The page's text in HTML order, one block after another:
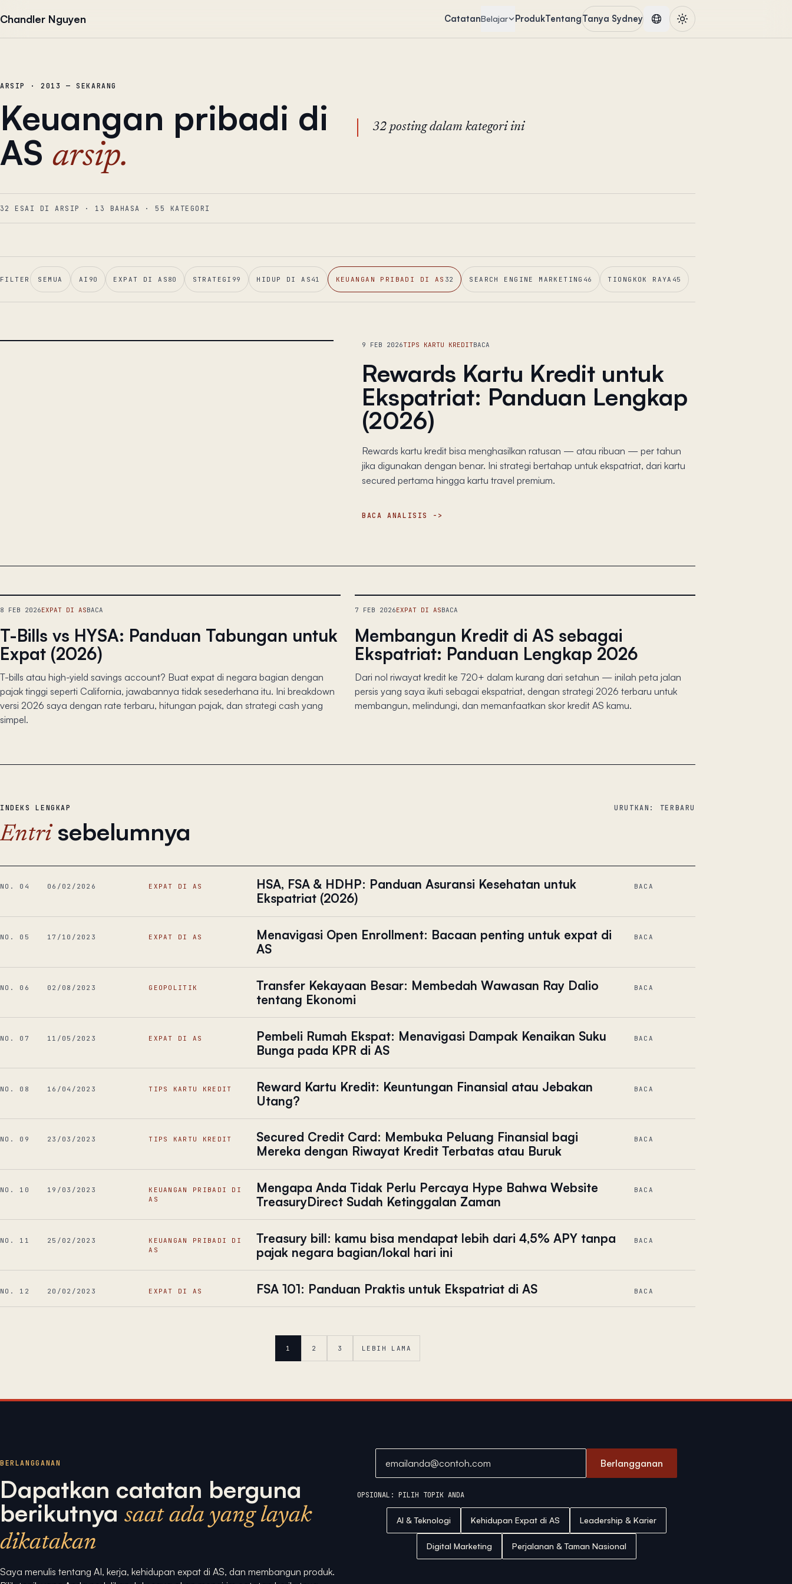
Chandler Nguyen CatatanBelajar ProdukTentangTanya Sydney
ARSIP · 2013 — SEKARANG
Keuangan pribadi di
AS arsip.
32 posting dalam kategori ini
32 ESAI DI ARSIP · 13 BAHASA · 55 KATEGORI
FILTER SEMUA AI 90 EXPAT DI AS 80 STRATEGI 99 HIDUP DI AS 41 KEUANGAN PRIBADI DI AS 32 SEARCH ENGINE MARKETING 46 TIONGKOK RAYA 45
9 FEB 2026TIPS KARTU KREDITBACA
Rewards Kartu Kredit untuk
Ekspatriat: Panduan Lengkap
(2026)
Rewards kartu kredit bisa menghasilkan ratusan — atau ribuan — per tahun
jika digunakan dengan benar. Ini strategi bertahap untuk ekspatriat, dari kartu
secured pertama hingga kartu travel premium.
BACA ANALISIS
8 FEB 2026EXPAT DI ASBACA
T-Bills vs HYSA: Panduan Tabungan untuk
Expat (2026)
T-bills atau high-yield savings account? Buat expat di negara bagian dengan
pajak tinggi seperti California, jawabannya tidak sesederhana itu. Ini breakdown
versi 2026 saya dengan rate terbaru, hitungan pajak, dan strategi cash yang
simpel.
7 FEB 2026EXPAT DI ASBACA
Membangun Kredit di AS sebagai
Ekspatriat: Panduan Lengkap 2026
Dari nol riwayat kredit ke 720+ dalam kurang dari setahun — inilah peta jalan
persis yang saya ikuti sebagai ekspatriat, dengan strategi 2026 terbaru untuk
membangun, melindungi, dan memanfaatkan skor kredit AS kamu.
INDEKS LENGKAP
Entri sebelumnya
URUTKAN: TERBARU
NO. 04 06/02/2026 EXPAT DI AS
HSA, FSA & HDHP: Panduan Asuransi Kesehatan untuk
Ekspatriat (2026)
BACA
NO. 05 17/10/2023 EXPAT DI AS
Menavigasi Open Enrollment: Bacaan penting untuk expat di
AS
BACA
NO. 06 02/08/2023 GEOPOLITIK
Transfer Kekayaan Besar: Membedah Wawasan Ray Dalio
tentang Ekonomi
BACA
NO. 07 11/05/2023 EXPAT DI AS
Pembeli Rumah Ekspat: Menavigasi Dampak Kenaikan Suku
Bunga pada KPR di AS
BACA
NO. 08 16/04/2023 TIPS KARTU KREDIT
Reward Kartu Kredit: Keuntungan Finansial atau Jebakan
Utang?
BACA
NO. 09 23/03/2023 TIPS KARTU KREDIT
Secured Credit Card: Membuka Peluang Finansial bagi
Mereka dengan Riwayat Kredit Terbatas atau Buruk
BACA
NO. 10 19/03/2023
KEUANGAN PRIBADI DI
AS
Mengapa Anda Tidak Perlu Percaya Hype Bahwa Website
TreasuryDirect Sudah Ketinggalan Zaman
BACA
NO. 11 25/02/2023
KEUANGAN PRIBADI DI
AS
Treasury bill: kamu bisa mendapat lebih dari 4,5% APY tanpa
pajak negara bagian/lokal hari ini
BACA
NO. 12 20/02/2023 EXPAT DI AS FSA 101: Panduan Praktis untuk Ekspatriat di AS BACA
1 2 3 LEBIH LAMA
BERLANGGANAN
Dapatkan catatan berguna
berikutnya saat ada yang layak
dikatakan
Saya menulis tentang AI, kerja, kehidupan expat di AS, dan membangun produk.
Berlangganan
OPSIONAL: PILIH TOPIK ANDA
AI & Teknologi Kehidupan Expat di AS Leadership & Karier
Digital Marketing Perjalanan & Taman Nasional